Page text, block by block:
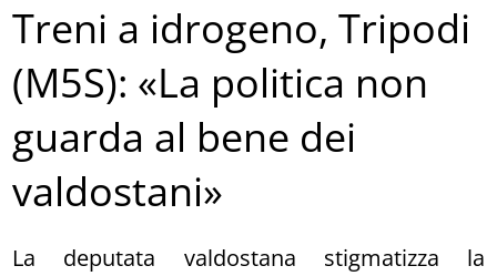
Treni a idrogeno, Tripodi
(M5S): «La politica non
guarda al bene dei
valdostani»
La deputata valdostana stigmatizza la